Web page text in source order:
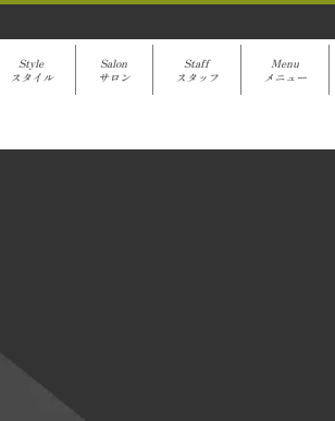
Style
スタイル
Salon
サロン
Staff
スタッフ
Menu
メニュー